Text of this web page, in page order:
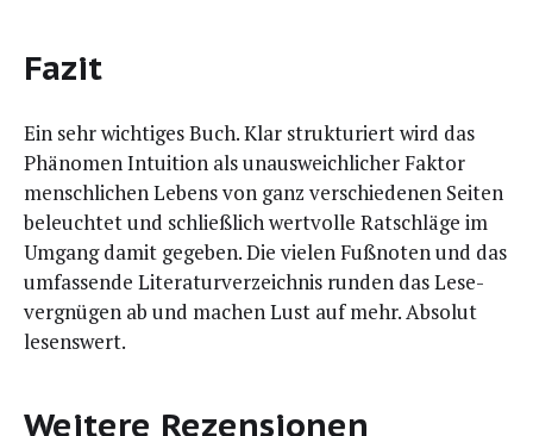
Fazit
Ein sehr wich­ti­ges Buch. Klar struk­tu­riert wird das
Phä­no­men Intui­ti­on als unaus­weich­li­cher Fak­tor
mensch­li­chen Lebens von ganz ver­schie­de­nen Sei­ten
beleuch­tet und schließ­lich wert­vol­le Rat­schlä­ge im
Umgang damit gege­ben. Die vie­len Fuß­no­ten und das
umfas­sen­de Lite­ra­tur­ver­zeich­nis run­den das Lese­
ver­gnü­gen ab und machen Lust auf mehr. Abso­lut
lesenswert.
Weitere Rezensionen